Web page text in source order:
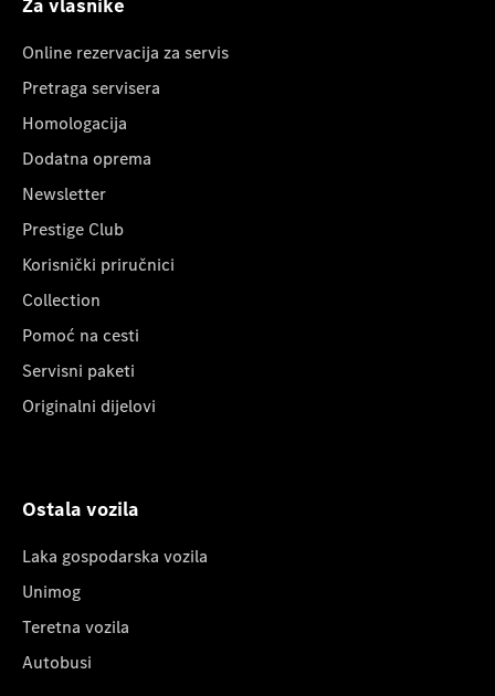
Za vlasnike
Online rezervacija za servis
Pretraga servisera
Homologacija
Dodatna oprema
Newsletter
Prestige Club
Korisnički priručnici
Collection
Pomoć na cesti
Servisni paketi
Originalni dijelovi
Ostala vozila
Laka gospodarska vozila
Unimog
Teretna vozila
Autobusi